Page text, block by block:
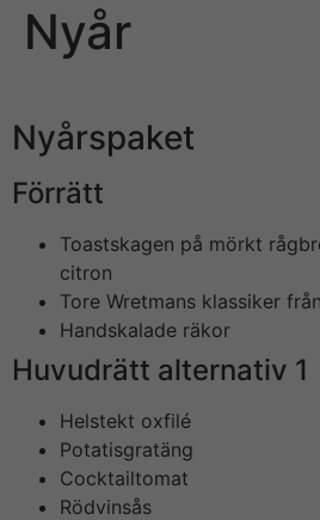
Nyår
Nyårspaket
Förrätt
Toastskagen på mörkt
citron
Tore Wretmans klassiker
Handskalade räkor
Huvudrätt alternativ 1
Helstekt oxfilé
Potatisgratäng
Cocktailtomat
Rödvinsås